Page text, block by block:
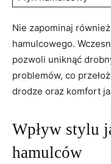
Nie zapominaj
hamulcowego.
pozwoli uniknąć
problemów, co
‍drodze oraz komfort
Wpływ stylu
hamulców